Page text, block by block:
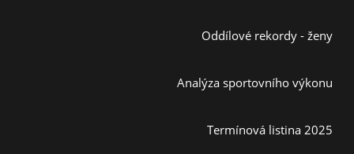
Oddílové rekordy - ženy
Analýza sportovního výkonu
Termínová listina 2025